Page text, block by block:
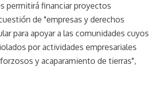
permitirá financiar proyectos
de "empresas y derechos
para apoyar a las comunidades cuyos
por actividades empresariales
y acaparamiento de tierras",